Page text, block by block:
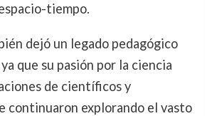
tiempo.
dejó un legado pedagógico
que su pasión por la ciencia
de científicos y
continuaron explorando el vasto